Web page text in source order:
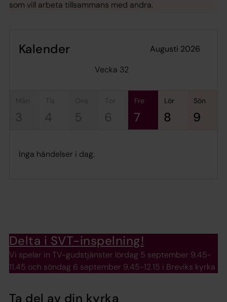
som vill arbeta tillsammans med andra.
Kalender
augusti 2026
Vecka 32
tis
4
tor
6
fre
7
lör
8
sön
9
Inga händelser i dag.
Delta i SVT-inspelning!
Vi spelar in TV-gudstjänster lördag 5 september 9.45-
11.45 och söndag 6 september 9.45-12.15 i Breviks kyrka
Ta del av din kyrka